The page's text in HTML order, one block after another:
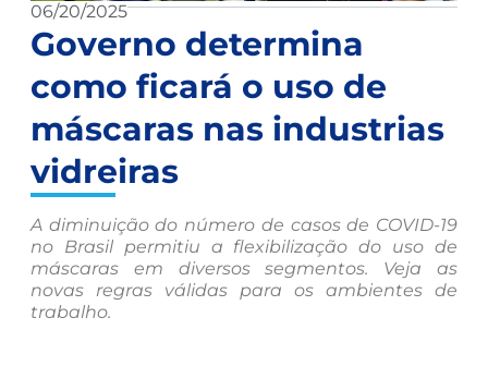
06/20/2025
Governo determina
como ficará o uso de
máscaras nas industrias
vidreiras
A diminuição do número de casos de COVID-19
no Brasil permitiu a flexibilização do uso de
máscaras em diversos segmentos. Veja as
novas regras válidas para os ambientes de
trabalho.